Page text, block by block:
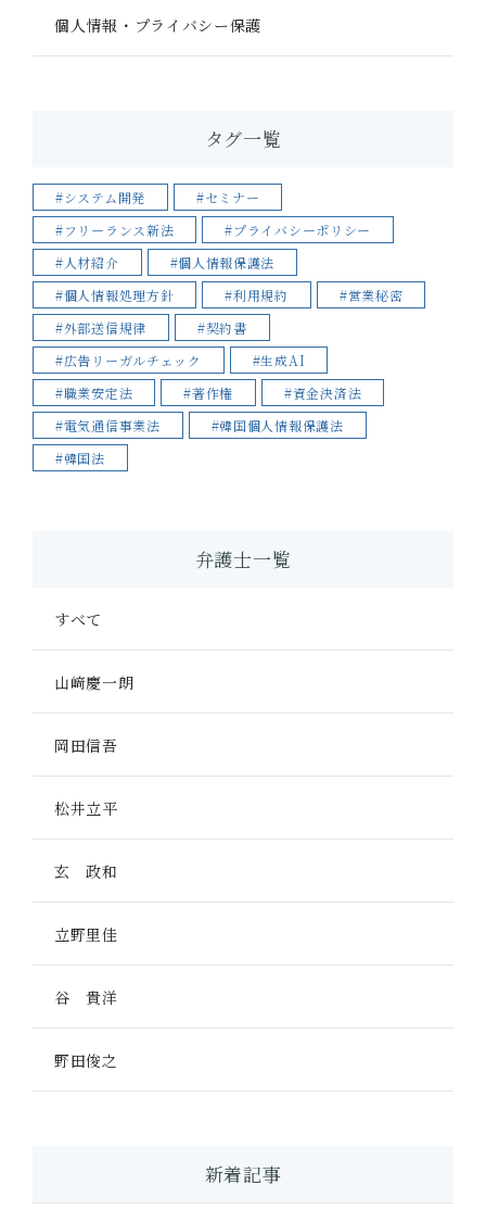
個人情報・プライバシー保護
タグ一覧
#システム開発
#セミナー
#フリーランス新法
#プライバシーポリシー
#人材紹介
#個人情報保護法
#個人情報処理方針
#利用規約
#営業秘密
#外部送信規律
#契約書
#広告リーガルチェック
#生成AI
#職業安定法
#著作権
#資金決済法
#電気通信事業法
#韓国個人情報保護法
#韓国法
弁護士一覧
すべて
山﨑慶一朗
岡田信吾
松井立平
玄 政和
立野里佳
谷 貴洋
野田俊之
新着記事